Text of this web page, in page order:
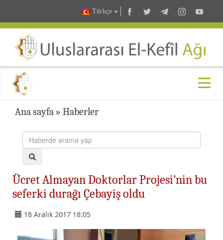
Türkçe
Ana sayfa » Haberler
Ücret Almayan Doktorlar Projesi’nin bu
seferki durağı Çebayiş oldu
18 Aralık 2017 18:05